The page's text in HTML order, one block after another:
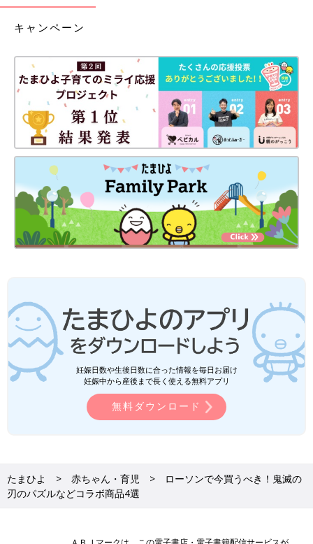
キャンペーン
妊娠日数や生後日数に合った情報を毎日お届け
妊娠中から産後まで長く使える無料アプリ
無料ダウンロード
たまひよ 赤ちゃん・育児
ローソンで今買うべき！鬼滅の
刃のパズルなどコラボ商品4選